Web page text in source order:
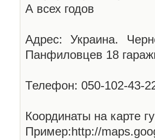
А всех годов
Адрес: Украина.
Панфиловцев 18
Телефон: 050-102-43-
Координаты на карте
Пример:http://